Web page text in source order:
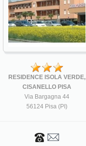
RESIDENCE ISOLA VERDE,
CISANELLO PISA
Via Bargagna 44
56124 Pisa (PI)